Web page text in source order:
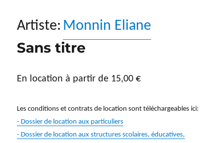
Artiste: Monnin Eliane
Sans titre
En location à partir de 15,00€
Les conditions et contrats de location sont téléchargeables ici:
- Dossier de location aux particuliers
- Dossier de location aux structures scolaires, éducatives,